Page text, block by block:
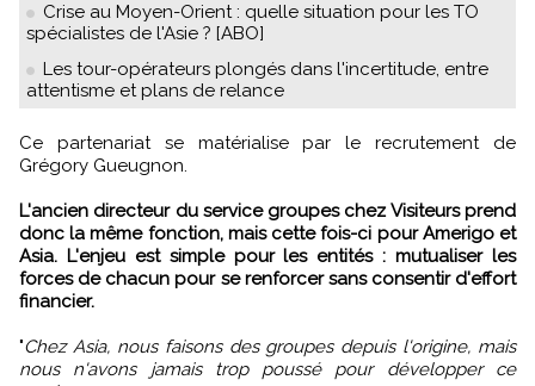
Crise au Moyen-Orient : quelle situation pour les TO
spécialistes de l'Asie ? [ABO]
Les tour-opérateurs plongés dans l'incertitude, entre
attentisme et plans de relance
Ce partenariat se matérialise par le recrutement de
Grégory Gueugnon.
L'ancien directeur du service groupes chez Visiteurs prend
donc la même fonction, mais cette fois-ci pour Amerigo et
Asia. L'enjeu est simple pour les entités : mutualiser les
forces de chacun pour se renforcer sans consentir d'effort
financier.
"Chez Asia, nous faisons des groupes depuis l'origine, mais
nous n'avons jamais trop poussé pour développer ce